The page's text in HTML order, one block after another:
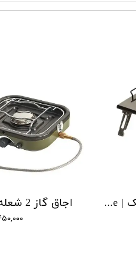
اجاق گاز تیبل تاپ نیچرهایک | tabletop folding single head gas furnace